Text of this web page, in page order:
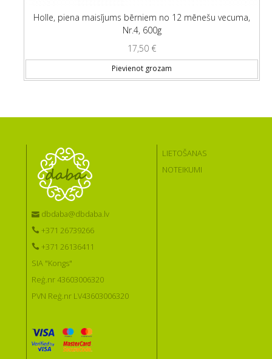
Holle, piena maisījums bērniem no 12 mēnešu vecuma,
Nr.4, 600g
17,50 €
Pievienot grozam
dbdaba@dbdaba.lv
+371 26739266
+371 26136411
SIA "Kongs"
Reģ.nr 43603006320
PVN Reģ.nr LV43603006320
LIETOŠANAS
NOTEIKUMI